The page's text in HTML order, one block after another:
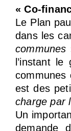
« Co-
Le Plan
dans les
communes
l’instant
est des
charge par
Un
demande